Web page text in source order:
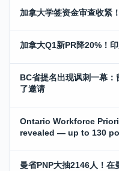
加拿大学签资金审查收紧
加拿大Q1新PR降20%！
BC省提名出现讽刺一幕
了邀请
Ontario Workforce
revealed — up to 130
曼省PNP大抽2146人！在